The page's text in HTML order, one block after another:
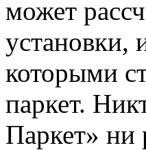
может
установки,
которыми
паркет.
Паркет» ни